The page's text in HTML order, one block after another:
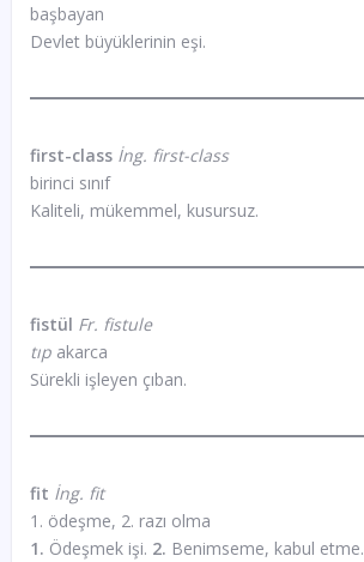
başbayan
Devlet büyüklerinin eşi.
first-classİng. first-class
birinci sınıf
Kaliteli, mükemmel, kusursuz.
fistül Fr. fistule
tıp akarca
Sürekli işleyen çıban.
fit İng. fit
1. ödeşme, 2. razı olma
1. Ödeşmek işi. 2. Benimseme, kabul etme.